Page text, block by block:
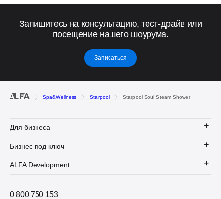
Запишитесь на консультацию, тест-драйв или
посещение нашего шоурума.
Записаться
Spa&Wellness Starpool Starpool Soul Steam Shower
Для бизнеса
Бизнес под ключ
ALFA Development
0 800 750 153